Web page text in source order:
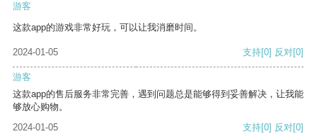
游客
这款app的游戏非常好玩，可以让我消磨时间。
2024-01-05 支持[0] 反对[0]
游客
这款app的售后服务非常完善，遇到问题总是能够得到妥善解决，让我能
够放心购物。
2024-01-05
支持[0] 反对[0]